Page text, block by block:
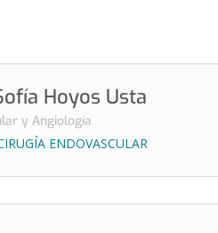
Hoyos Usta
y Angiología
ENDOVASCULAR